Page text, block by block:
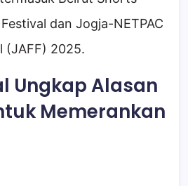
dan Jogja-NETPAC
(JAFF) 2025.
Ungkap Alasan
Memerankan